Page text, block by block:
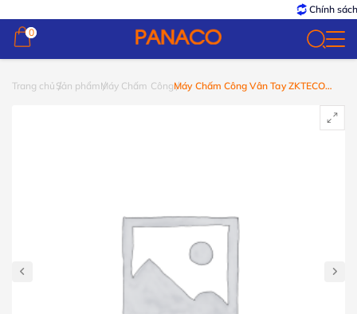
Chính sách
0
0
Trang chủ Sản phẩmMáy Chấm CôngMáy Chấm Công Vân Tay ZKTECO